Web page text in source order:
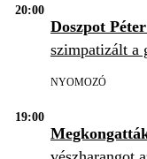
20:00
Doszpot
szimpatizált a
NYOMOZÓ
19:00